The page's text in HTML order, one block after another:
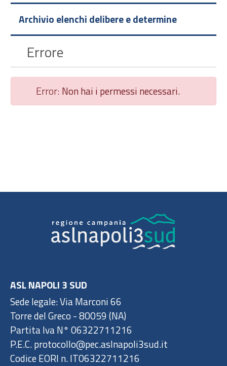
Archivio elenchi delibere e determine
Errore
Error: Non hai i permessi necessari.
ASL NAPOLI 3 SUD
Sede legale: Via Marconi 66
Torre del Greco - 80059 (NA)
Partita Iva N° 06322711216
P.E.C. protocollo@pec.aslnapoli3sud.it
Codice EORI n. IT06322711216